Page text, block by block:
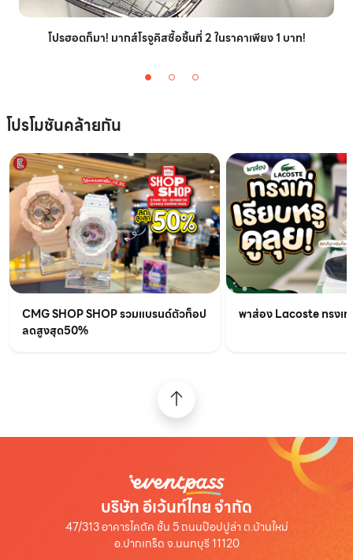
โปรฮอตก็มา! มากส์โรจูคิสซื้อชิ้นที่ 2 ในราคาเพียง 1 บาท!
โปรโมชันคล้ายกัน
CMG SHOP SHOP รวมแบรนด์ตัวท็อป
ลดสูงสุด50%
พาส่อง Lacoste ทรงเ
บริษัท อีเว้นท์ไทย จำกัด
47/313 อาคารไคตัค ชั้น 5 ถนนป๊อปปูล่า ต.บ้านใหม่
อ.ปากเกร็ด จ.นนทบุรี 11120